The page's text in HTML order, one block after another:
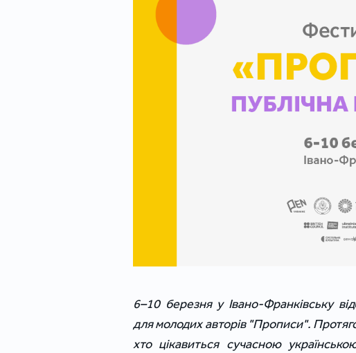
6–10 березня у Івано-Франківську
для молодих авторів "Прописи".
хто цікавиться сучасною